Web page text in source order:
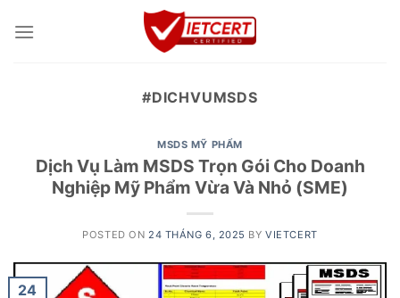
#DICHVUMSDS
MSDS MỸ PHẨM
Dịch Vụ Làm MSDS Trọn Gói Cho Doanh
Nghiệp Mỹ Phẩm Vừa Và Nhỏ (SME)
POSTED ON 24 THÁNG 6, 2025 BYVIETCERT
24